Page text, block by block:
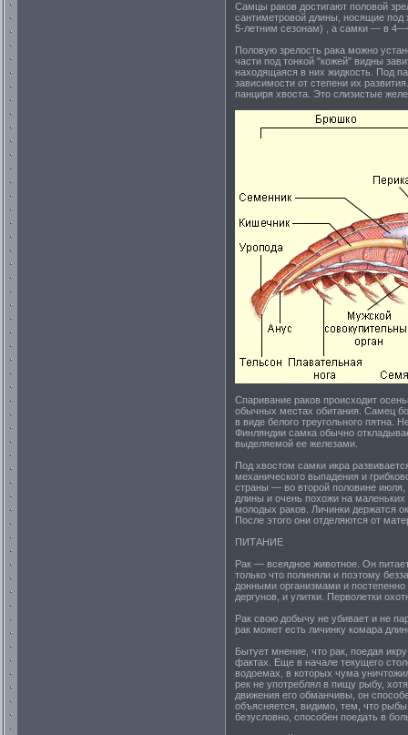
Самцы раков достигают половой
сантиметровой длины, носящие под
5-летним сезонам) , а самки — в
Половую зрелость рака можно
части под тонкой "кожей" видны
находящаяся в них жидкость. Под
зависимости от степени их
панциря хвоста. Это слизистые
Спаривание раков происходит
обычных местах обитания. Самец
в виде белого треугольного пятна.
Финляндии самка обычно
выделяемой ее железами.
Под хвостом самки икра
механического выпадения и
страны — во второй половине
длины и очень похожи на
молодых раков. Личинки держатся
После этого они отделяются от
ПИТАНИЕ
Рак — всеядное животное. Он
только что полиняли и поэтому
донными организмами и
дергунов, и улитки. Перволетки
Рак свою добычу не убивает и не
рак может есть личинку комара
Бытует мнение, что рак, поедая
фактах. Еще в начале текущего
водоемах, в которых чума
рек не употреблял в пищу рыбу,
движения его обманчивы, он
объясняется, видимо, тем, что
безусловно, способен поедать в